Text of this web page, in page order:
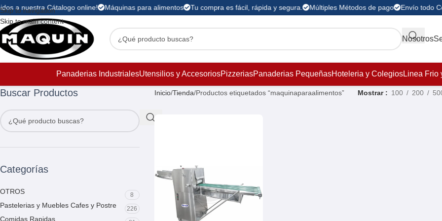
Skip to navigation
Skip to main content
a nuestra Cátalogo online! Máquinas para alimentos Tu compra es fácil, rápida y segura. Múltiples Métodos de pago Envío todo
Nosotros
Panaderias IndustrialesUtensilios y AccesoriosPizzeriasPanaderias PequeñasHoteleria y ColegiosLinea Frio
Buscar Productos
Categorías
OTROS 8
Pastelerias y Muebles Cafes y Postre 226
Comidas Rapidas
Inicio Tienda Productos etiquetados “maquinaparaalimentos” Mostrar 100 200